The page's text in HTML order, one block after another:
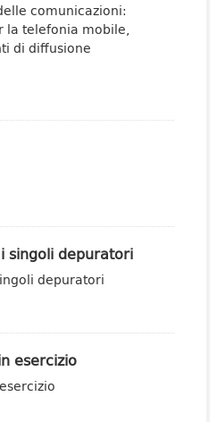
comunicazioni:
la telefonia mobile,
di diffusione
singoli depuratori
depuratori
esercizio